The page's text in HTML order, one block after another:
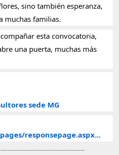
sino también esperanza,
muchas familias.
esta convocatoria,
una puerta, muchas más
sede MG
responsepage.aspx...